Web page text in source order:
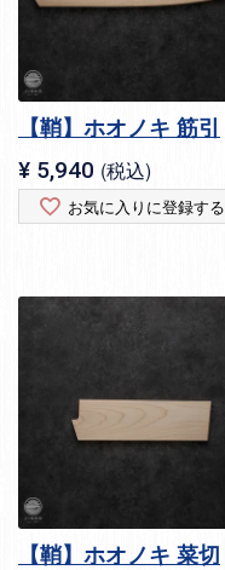
【鞘】ホオノキ 筋引
¥ 5,940 税込
お気に入りに登録する
【鞘】ホオノキ 菜切